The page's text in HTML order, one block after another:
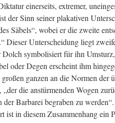
einerseits, extremer,
der Sinn seiner plakativen
Säbels“, wobei er die zweite
Dieser Unterscheidung liegt
symbolisiert für ihn
oder Degen erscheint ihm
ganzen an die Normen der
die anstürmenden Wogen
der Barbarei begraben zu werden“.
ist in diesem Zusammenhang